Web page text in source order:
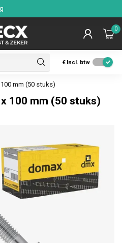
0
€ Incl. btw
mm (50 stuks)
100 mm (50 stuks)